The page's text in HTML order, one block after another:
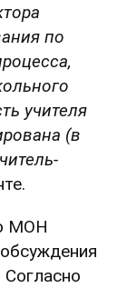
по
учителя
(в
МОН